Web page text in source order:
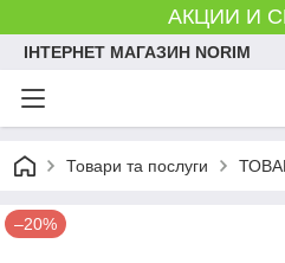
АКЦИИ И
ІНТЕРНЕТ МАГАЗИН NORIM
Товари та послуги
–20%